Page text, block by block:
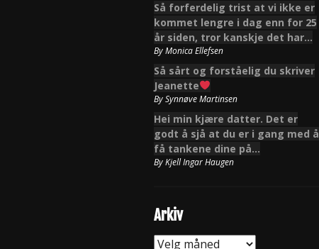
Så forferdelig trist at vi ikke er
kommet lengre i dag enn for 25
år siden, tror kanskje det har…
ByMonica Ellefsen
Så sårt og forståelig du skriver
Jeanette
BySynnøve Martinsen
Hei min kjære datter. Det er
godt å sjå at du er i gang med å
få tankene dine på…
ByKjell Ingar Haugen
Arkiv
Arkiv